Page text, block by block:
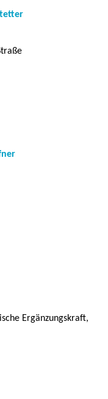
Ergänzungskraft,